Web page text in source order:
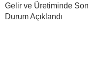
Gelir ve Üretiminde Son
Durum Açıklandı